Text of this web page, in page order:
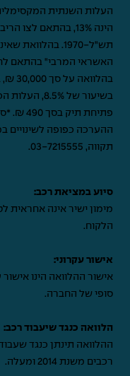
העלות השנתית
הינה 13%, בהתאם
תש"ל-1970.
תקווה, 03-7215555
.
סיוע במציאת רכב:
מימון ישיר אינה אחראית
הלקוח.
אישור עקרוני:
אישור ההלוואה הינו
סופי של החברה.
הלוואה כנגד שיעבוד רכב:
ההלוואה תינתן כנגד
רכבים משנת 2014 ומעלה.